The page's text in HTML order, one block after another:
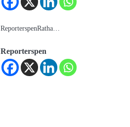
ReporterspenRatha…
Reporterspen